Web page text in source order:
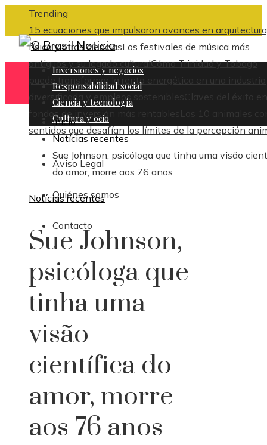
Trending
15 ecuaciones que impulsaron avances en
física y otras cienciasLos festivales de música más
antiguos y su legado culturalCómo Trinidad y Tobago
puede transformar la renta energética en una industria
diversificada y empleos sostenibles
Claves del éxito
fondos de inversión más rentables
Los 10 animales
sentidos que desafían los límites de la percepción
Aviso Legal
Quiénes somos
Contacto
Inversiones y negocios
Responsabilidad social
Ciencia y tecnología
Cultura y ocio
Inicio
Notícias recentes
Sue Johnson, psicóloga que tinha uma visão
do amor, morre aos 76 anos
Notícias recentes
Sue Johnson,
psicóloga que
tinha uma
visão
científica do
amor, morre
aos 76 anos